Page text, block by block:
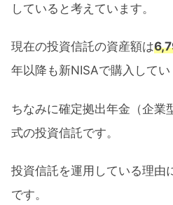
していると考えています。
現在の投資信託の資産額は
年以降も新NISAで購入してい
ちなみに確定拠出年金（企業
式の投資信託です。
投資信託を運用している理由
です。